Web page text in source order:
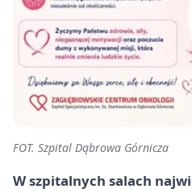
FOT. Szpital Dąbrowa Górnicza
W szpitalnych salach